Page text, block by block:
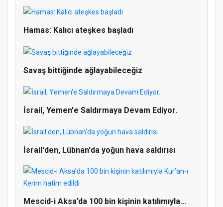
Gerçekleştirildi
Hamas: Kalıcı ateşkes başladı
Savaş bittiğinde ağlayabileceğiz
İsrail, Yemen'e Saldırmaya Devam Ediyor.
İsrail'den, Lübnan'da yoğun hava saldırısı
Mescid-i Aksa’da 100 bin kişinin katılımıyla...